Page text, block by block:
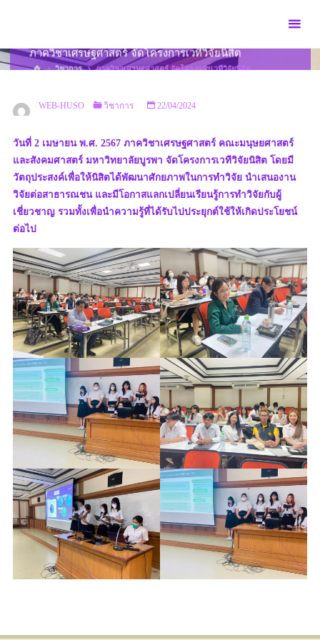
ภาควิชาเศรษฐศาสตร์ จัดโครงการเวทีวิจัยนิสิต
HOMEวิชาการ ภาควิชาเศรษฐศาสตร์ จัดโครงการเวทีวิจัยนิสิต
WEB-HUSO วิชาการ 22/04/2024
วันที่ 2 เมษายน พ.ศ. 2567 ภาควิชาเศรษฐศาสตร์ คณะมนุษยศาสตร์
และสังคมศาสตร์ มหาวิทยาลัยบูรพา จัดโครงการเวทีวิจัยนิสิต โดยมี
วัตถุประสงค์เพื่อให้นิสิตได้พัฒนาศักยภาพในการทำวิจัย นำเสนองาน
วิจัยต่อสาธารณชน และมีโอกาสแลกเปลี่ยนเรียนรู้การทำวิจัยกับผู้
เชี่ยวชาญ รวมทั้งเพื่อนำความรู้ที่ได้รับไปประยุกต์ใช้ให้เกิดประโยชน์
ต่อไป